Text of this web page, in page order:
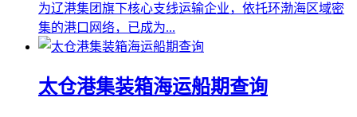
为辽港集团旗下核心支线运输企业，依托环渤海区域密
集的港口网络，已成为...
太仓港集装箱海运船期查询